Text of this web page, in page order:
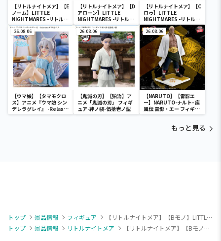
【リトルナイトメア】【E
ノーム】LITTLE
NIGHTMARES -リトルナ
イトメア- アクリルチャー
ム
【リトルナイトメア】【D
アローン】LITTLE
NIGHTMARES -リトルナ
イトメア- アクリルチャー
ム
【リトルナイトメア】【C
ロゥ】LITTLE
NIGHTMARES -リトルナ
イトメア- アクリルチャー
ム
26.08.06
【ウマ娘】【タマモクロ
ス】アニメ『ウマ娘 シン
デレラグレイ』 -Relax
time-タマモクロス
26.08.06
【鬼滅の刃】【狛治】ア
ニメ「鬼滅の刃」 フィギ
ュア-絆ノ装-伍拾壱ノ型
26.08.06
【NARUTO】【雷影エ
ー】NARUTO-ナルト- 疾
風伝 雷影・エー フィギュ
ア～五影集結…!!～
もっと見る
トップ 景品情報 フィギュア
【リトルナイトメア】【Bモノ】LITTLE NIGHTMARES -リトルナイトメア- フィギュア
トップ
景品情報 リトルナイトメア 【リトルナイトメア】【Bモノ】LITTLE NIGHTMARES -リトルナイトメア- フィギュア